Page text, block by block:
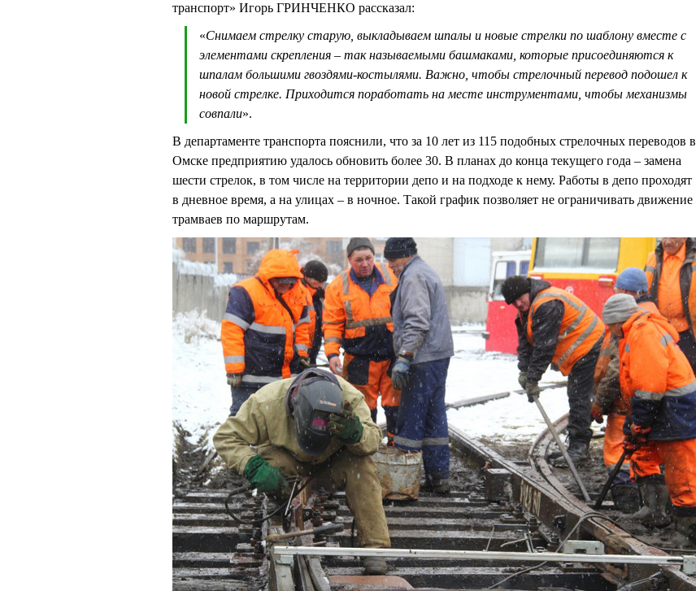
транспорт» Игорь ГРИНЧЕНКО рассказал:
«Снимаем стрелку старую, выкладываем шпалы и новые стрелки по шаблону вместе с
элементами скрепления – так называемыми башмаками, которые присоединяются к
шпалам большими гвоздями-костылями. Важно, чтобы стрелочный перевод подошел к
новой стрелке. Приходится поработать на месте инструментами, чтобы механизмы
совпали».
В департаменте транспорта пояснили, что за 10 лет из 115 подобных стрелочных переводов в
Омске предприятию удалось обновить более 30. В планах до конца текущего года – замена
шести стрелок, в том числе на территории депо и на подходе к нему. Работы в депо проходят
в дневное время, а на улицах – в ночное. Такой график позволяет не ограничивать движение
трамваев по маршрутам.